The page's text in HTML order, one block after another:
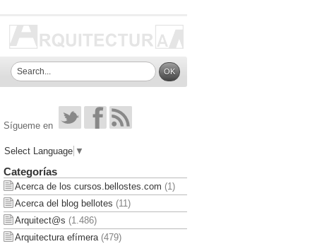
Sígueme en
Select Language ▼
Categorías
Acerca de los cursos.bellostes.com (1)
Acerca del blog bellotes (11)
Arquitect@s (1.486)
Arquitectura efímera(479)